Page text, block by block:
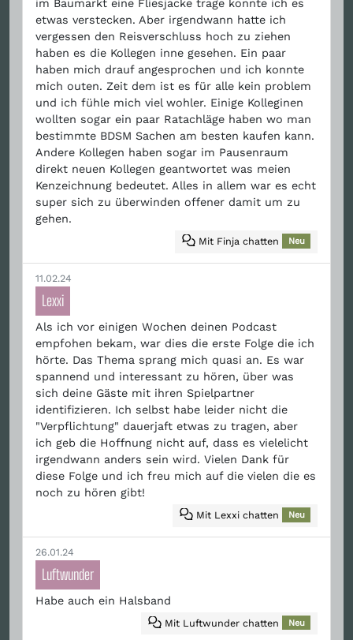
im Baumarkt eine Fliesjacke trage konnte ich es
etwas verstecken. Aber irgendwann hatte ich
vergessen den Reisverschluss hoch zu ziehen
haben es die Kollegen inne gesehen. Ein paar
haben mich drauf angesprochen und ich konnte
mich outen. Zeit dem ist es für alle kein problem
und ich fühle mich viel wohler. Einige Kolleginen
wollten sogar ein paar Ratachläge haben wo man
bestimmte BDSM Sachen am besten kaufen kann.
Andere Kollegen haben sogar im Pausenraum
direkt neuen Kollegen geantwortet was meien
Kenzeichnung bedeutet. Alles in allem war es echt
super sich zu überwinden offener damit um zu
gehen.
Mit Finja chatten Neu
11.02.24
Lexxi
Als ich vor einigen Wochen deinen Podcast
empfohen bekam, war dies die erste Folge die ich
hörte. Das Thema sprang mich quasi an. Es war
spannend und interessant zu hören, über was
sich deine Gäste mit ihren Spielpartner
identifizieren. Ich selbst habe leider nicht die
"Verpflichtung" dauerjaft etwas zu tragen, aber
ich geb die Hoffnung nicht auf, dass es vielelicht
irgendwann anders sein wird. Vielen Dank für
diese Folge und ich freu mich auf die vielen die es
noch zu hören gibt!
Mit Lexxi chatten Neu
26.01.24
Luftwunder
Habe auch ein Halsband
Mit Luftwunder chatten Neu